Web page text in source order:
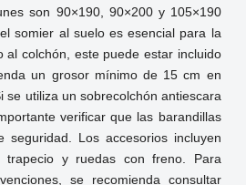
son 90×190, 90×200 y 105×190
somier al suelo es esencial para la
al colchón, este puede estar incluido
un grosor mínimo de 15 cm en
se utiliza un sobrecolchón antiescara
verificar que las barandillas
seguridad. Los accesorios incluyen
trapecio y ruedas con freno. Para
se recomienda consultar